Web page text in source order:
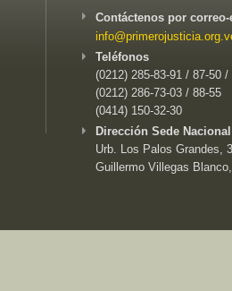
Contáctenos por
Teléfonos
(0212) 285-83-91 / 87-50 /
(0212) 286-73-03 / 88-55
(0414) 150-32-30
Dirección Sede
Urb. Los Palos Grandes,
Guillermo Villegas